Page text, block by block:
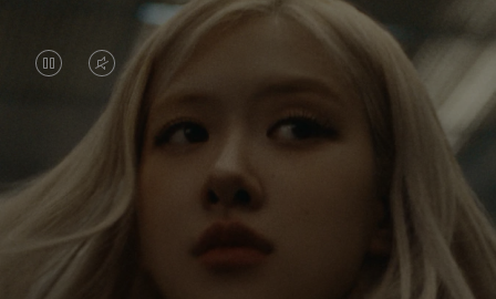
VIDEO
PAUSED,
PLEASE
PRESS
TO
VIDEO
IS
MUTED,
PLEASE
PRESS
常に世界を旅するロゼ。ひとつひとつの旅が彼女
に新しい視点をもたらし、大きな影響を与えてい
ます。 新たな目的地にたどり着くたびに、彼女
は、世界を、そして自分自身を再発見するので